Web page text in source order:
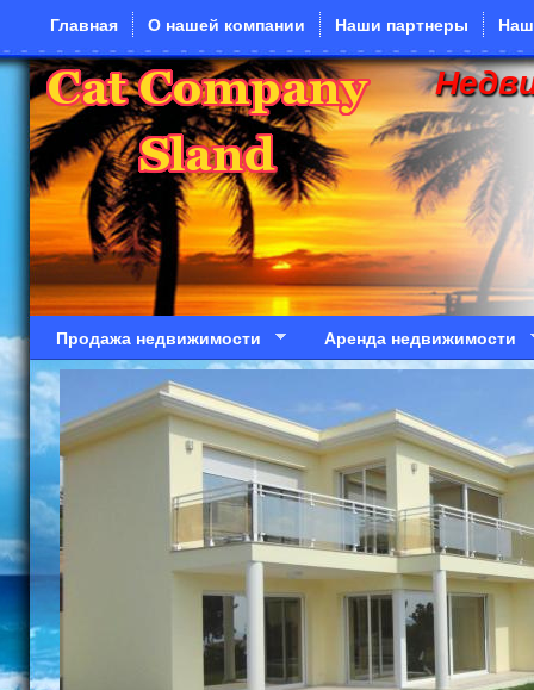
Перейти к основному содержанию
Главная О нашей компании Наши партнеры
Продажа недвижимости Аренда недвижимости